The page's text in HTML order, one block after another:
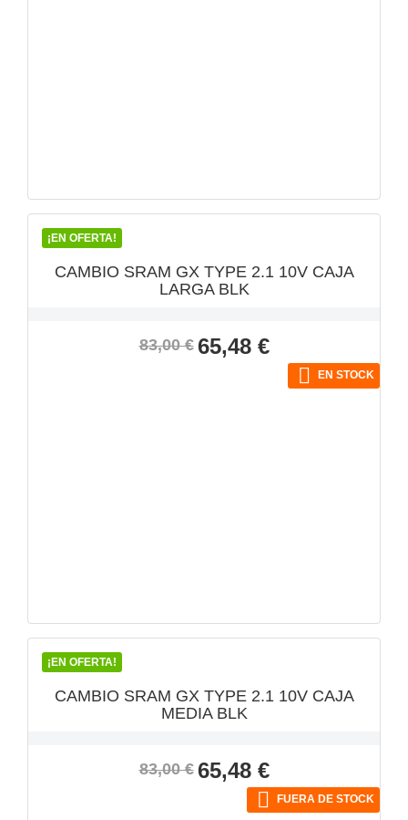
¡EN OFERTA!
CAMBIO SRAM GX TYPE 2.1 10V CAJA
LARGA BLK
Precio
83,00 € Precio
65,48 €
 EN STOCK
¡EN OFERTA!
CAMBIO SRAM GX TYPE 2.1 10V CAJA
MEDIA BLK
Precio
83,00 € Precio
65,48 €
 FUERA DE STOCK